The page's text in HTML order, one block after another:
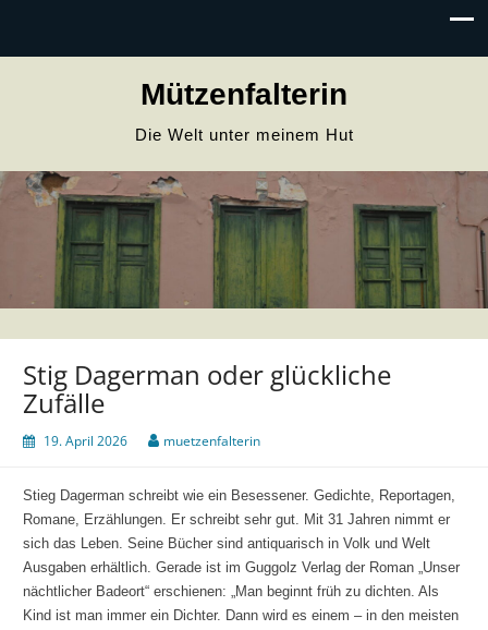
Mützenfalterin
Die Welt unter meinem Hut
Stig Dagerman oder glückliche
Zufälle
19. April 2026 muetzenfalterin
Stieg Dagerman schreibt wie ein Besessener. Gedichte, Reportagen,
Romane, Erzählungen. Er schreibt sehr gut. Mit 31 Jahren nimmt er
sich das Leben. Seine Bücher sind antiquarisch in Volk und Welt
Ausgaben erhältlich. Gerade ist im Guggolz Verlag der Roman „Unser
nächtlicher Badeort“ erschienen: „Man beginnt früh zu dichten. Als
Kind ist man immer ein Dichter. Dann wird es einem – in den meisten